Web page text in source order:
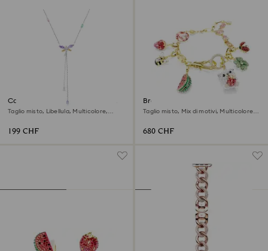
Collana a Y Ariana Grande x
Swarovski
Taglio misto, Libellula, Multicolore,
199 CHF
Braccialetto Idyllia
Taglio misto, Mix di motivi, Multicolore,
680 CHF